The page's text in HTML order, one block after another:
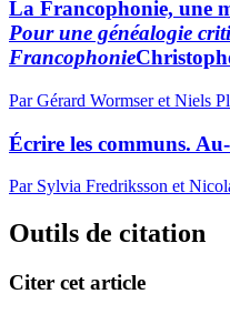
La Francophonie, une
Pour une généalogie
Francophonie
Par Gérard Wormser et Niels
Écrire les communs.
Par Sylvia Fredriksson et
Outils de citation
Citer cet article